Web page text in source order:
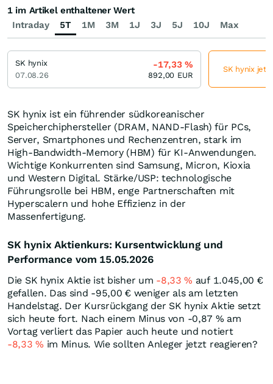
SK hynix ist ein führender südkoreanischer
Speicherchiphersteller (DRAM, NAND-Flash) für PCs,
Server, Smartphones und Rechenzentren, stark im
High-Bandwidth-Memory (HBM) für KI-Anwendungen.
Wichtige Konkurrenten sind Samsung, Micron, Kioxia
und Western Digital. Stärke/USP: technologische
Führungsrolle bei HBM, enge Partnerschaften mit
Hyperscalern und hohe Effizienz in der
Massenfertigung.
SK hynix Aktienkurs: Kursentwicklung und
Performance vom 15.05.2026
Die SK hynix Aktie ist bisher um -8,33% auf 1.045,00 €
gefallen. Das sind -95,00€weniger als am letzten
Handelstag. Der Kursrückgang der SK hynix Aktie setzt
sich heute fort. Nach einem Minus von -0,87 % am
Vortag verliert das Papier auch heute und notiert
-8,33% im Minus. Wie sollten Anleger jetzt reagieren?
Intraday 5T 1M 3M 1J 3J 5J 10J Max
1 im Artikel enthaltener Wert
SK hynix
07.08.26
-17,33%
892,00 EUR
SK hynix